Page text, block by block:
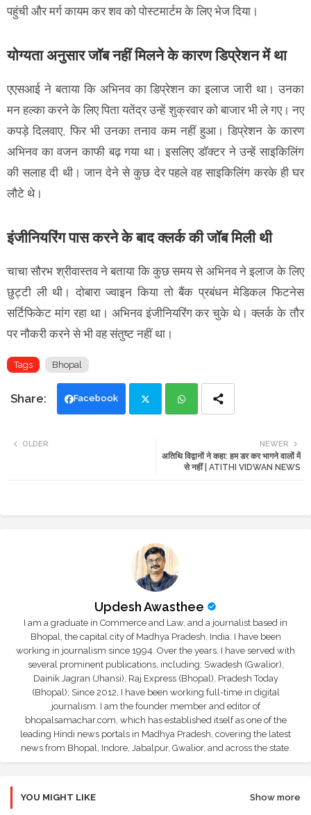
पहुंची और मर्ग कायम कर शव को पोस्टमार्टम के लिए भेज दिया।
योग्यता अनुसार जॉब नहीं मिलने के कारण डिप्रेशन में था
एएसआई ने बताया कि अभिनव का डिप्रेशन का इलाज जारी था। उनका
मन हल्का करने के लिए पिता यतेंद्र उन्हें शुक्रवार को बाजार भी ले गए। नए
कपड़े दिलवाए, फिर भी उनका तनाव कम नहीं हुआ। डिप्रेशन के कारण
अभिनव का वजन काफी बढ़ गया था। इसलिए डॉक्टर ने उन्हें साइकिलिंग
की सलाह दी थी। जान देने से कुछ देर पहले वह साइकिलिंग करके ही घर
लौटे थे।
इंजीनियरिंग पास करने के बाद क्लर्क की जॉब मिली थी
चाचा सौरभ श्रीवास्तव ने बताया कि कुछ समय से अभिनव ने इलाज के लिए
छुट्टी ली थी। दोबारा ज्वाइन किया तो बैंक प्रबंधन मेडिकल फिटनेस
सर्टिफिकेट मांग रहा था। अभिनव इंजीनियरिंग कर चुके थे। क्लर्क के तौर
पर नौकरी करने से भी वह संतुष्ट नहीं था।
Tags Bhopal
Facebook
ats
NEWER
अतिथि विद्वानों ने कहा: हम डर कर भागने वालों में
से नहीं | ATITHI VIDWAN NEWS
OLDER
Updesh Awasthee
I am a graduate in Commerce and Law, and a journalist based in
Bhopal, the capital city of Madhya Pradesh, India. I have been
working in journalism since 1994. Over the years, I have served with
several prominent publications, including: Swadesh (Gwalior),
Dainik Jagran (Jhansi), Raj Express (Bhopal), Pradesh Today
(Bhopal); Since 2012, I have been working full-time in digital
journalism. I am the founder member and editor of
bhopalsamachar.com, which has established itself as one of the
leading Hindi news portals in Madhya Pradesh, covering the latest
news from Bhopal, Indore, Jabalpur, Gwalior, and across the state.
YOU MIGHT LIKE Show more